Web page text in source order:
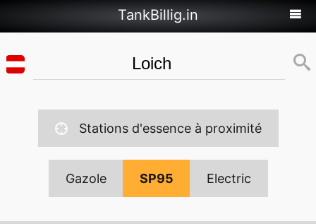
TankBillig.in
Stations d'essence à proximité
Gazole SP95 Electric